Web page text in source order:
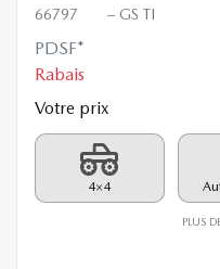
66797 – GS TI
PDSF*
Rabais
Votre prix
4×4
PLUS